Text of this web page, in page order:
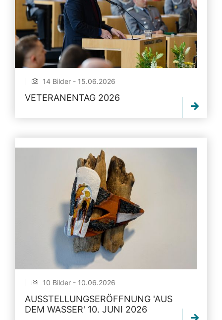
14 Bilder - 15.06.2026
VETERANENTAG 2026
10 Bilder - 10.06.2026
AUSSTELLUNGSERÖFFNUNG 'AUS
DEM WASSER' 10. JUNI 2026